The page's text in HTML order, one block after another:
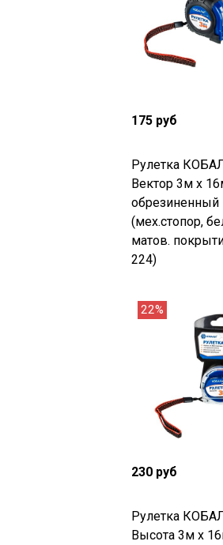
175 руб
Рулетка
Вектор 3м x
обрезиненный
(мех.стопор,
матов.
224)
22%
230 руб
Рулетка
Высота 3м x